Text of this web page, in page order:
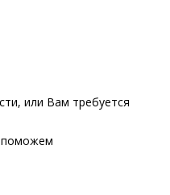
или Вам требуется
поможем